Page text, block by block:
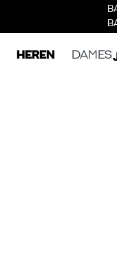
HEREN DAMES